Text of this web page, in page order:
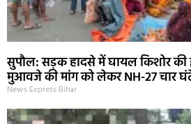
सुपौल: सड़क हादसे में घायल किशोर की
मुआवजे की मांग को लेकर NH-27 चार
News Express Bihar